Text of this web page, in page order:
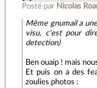
Posté par Nicolas
Même gnumail a
visu, c'est pour
detection)
Ben ouaip ! mais
Et puis on a des
zoulies photos :